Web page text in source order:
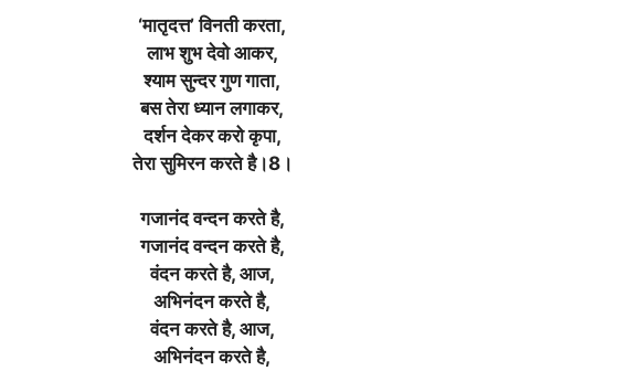
‘मातृदत्त’ विनती करता,
लाभ शुभ देवो आकर,
श्याम सुन्दर गुण गाता,
बस तेरा ध्यान लगाकर,
दर्शन देकर करो कृपा,
तेरा सुमिरन करते है।8।
गजानंद वन्दन करते है,
गजानंद वन्दन करते है,
वंदन करते है, आज,
अभिनंदन करते है,
वंदन करते है, आज,
अभिनंदन करते है,